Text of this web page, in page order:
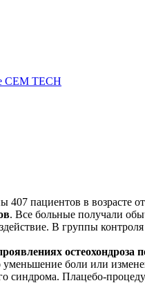
СЕМ ТЕСН
пациентов в возрасте
. Все больные получали
В группы
остеохондроза
боли или
синдрома. Плацебо-